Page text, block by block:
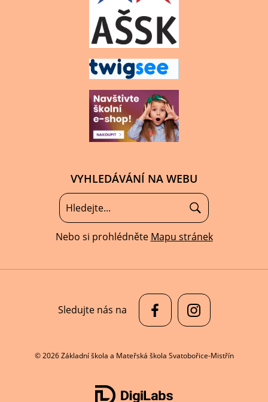
VYHLEDÁVÁNÍ NA WEBU
Nebo si prohlédněte Mapu stránek
© 2026 Základní škola a Mateřská škola Svatobořice-Mistřín
Sledujte nás na